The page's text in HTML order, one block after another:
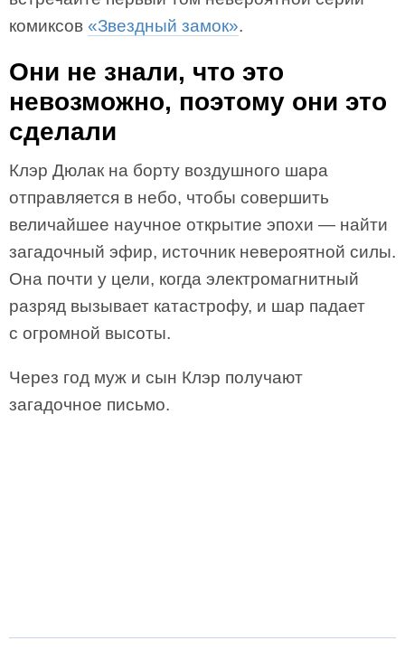
комиксов «Звездный замок».
Они не знали, что это
невозможно, поэтому они это
сделали
Клэр Дюлак на борту воздушного шара
отправляется в небо, чтобы совершить
величайшее научное открытие эпохи — найти
загадочный эфир, источник невероятной силы.
Она почти у цели, когда электромагнитный
разряд вызывает катастрофу, и шар падает
с огромной высоты.
Через год муж и сын Клэр получают
загадочное письмо.